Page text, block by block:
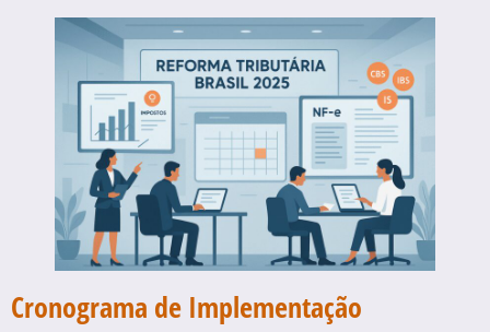
Cronograma de Implementação